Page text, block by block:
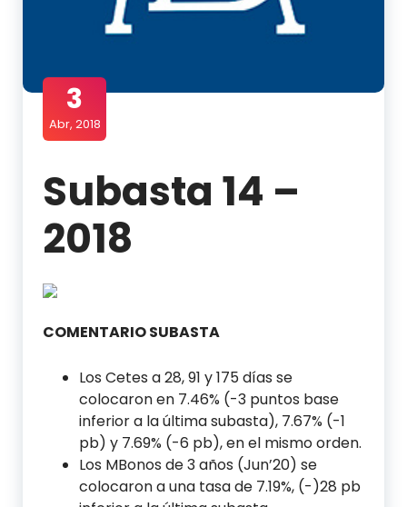
3
Abr, 2018
Subasta 14 –
2018
COMENTARIO SUBASTA
Los Cetes a 28, 91 y 175 días se
colocaron en 7.46% (-3 puntos base
inferior a la última subasta), 7.67% (-1
pb) y 7.69% (-6 pb), en el mismo orden.
Los MBonos de 3 años (Jun’20) se
colocaron a una tasa de 7.19%, (-)28 pb